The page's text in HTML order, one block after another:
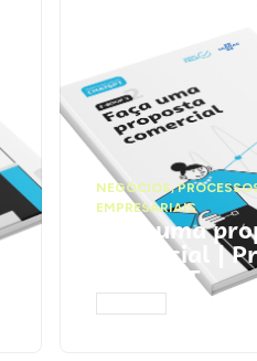
NEGÓCIOS,
EMPRESARIAIS
Faça uma
comercial |
ChatGPT